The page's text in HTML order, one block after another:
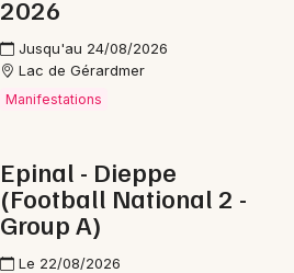
2026
Jusqu'au 24/08/2026
Lac de Gérardmer
Manifestations
Epinal - Dieppe
(Football National 2 -
Group A)
Le 22/08/2026